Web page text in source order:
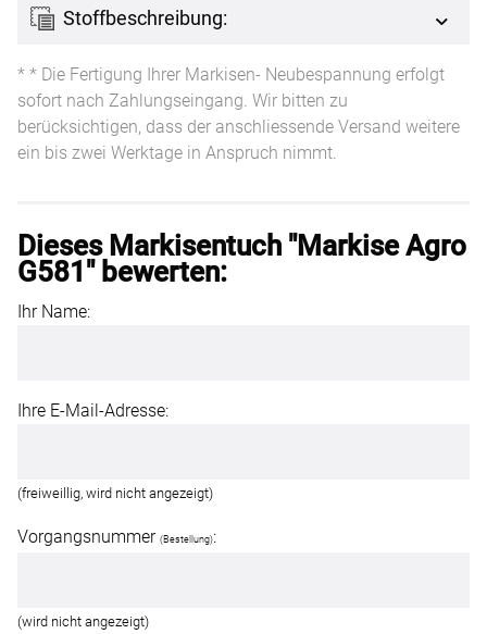
Stoffbeschreibung:
* * Die Fertigung Ihrer Markisen- Neubespannung erfolgt
sofort nach Zahlungseingang. Wir bitten zu
berücksichtigen, dass der anschliessende Versand weitere
ein bis zwei Werktage in Anspruch nimmt.
Dieses Markisentuch "Markise Agro
G581" bewerten:
Ihr Name:
Ihre E-Mail-Adresse:
(freiweillig, wird nicht angezeigt)
Vorgangsnummer (Bestellung):
(wird nicht angezeigt)